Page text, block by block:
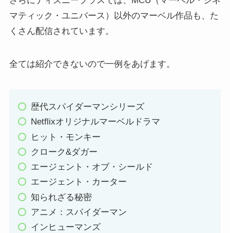
マティック・ユニバース）以外のマーベル作品も、た
くさん配信されています。
全ては紹介できないので一例をあげます。
歴代スパイダーマンシリーズ
Netflixオリジナルマーベルドラマ
ヒット・モンキー
クローク&ダガー
エージェント・オブ・シールド
エージェント・カーター
知られざる秘密
アニメ：スパイダーマン
インヒューマンズ